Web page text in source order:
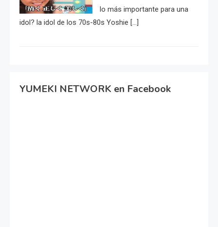
lo más importante para una
idol? la idol de los 70s-80s Yoshie […]
YUMEKI NETWORK en Facebook